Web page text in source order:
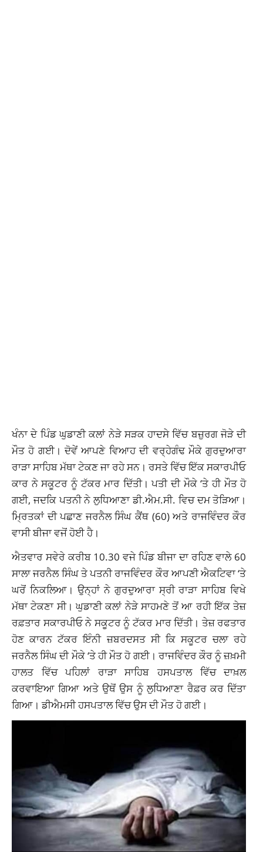
ਖੰਨਾ ਦੇ ਪਿੰਡ ਘੁਡਾਣੀ ਕਲਾਂ ਨੇੜੇ ਸੜਕ ਹਾਦਸੇ ਵਿੱਚ ਬਜ਼ੁਰਗ ਜੋੜੇ ਦੀ
ਮੌਤ ਹੋ ਗਈ। ਦੋਵੇਂ ਆਪਣੇ ਵਿਆਹ ਦੀ ਵਰ੍ਹੇਗੰਢ ਮੌਕੇ ਗੁਰਦੁਆਰਾ
ਰਾੜਾ ਸਾਹਿਬ ਮੱਥਾ ਟੇਕਣ ਜਾ ਰਹੇ ਸਨ। ਰਸਤੇ ਵਿੱਚ ਇੱਕ ਸਕਾਰਪੀਓ
ਕਾਰ ਨੇ ਸਕੂਟਰ ਨੂੰ ਟੱਕਰ ਮਾਰ ਦਿੱਤੀ। ਪਤੀ ਦੀ ਮੌਕੇ ‘ਤੇ ਹੀ ਮੌਤ ਹੋ
ਗਈ, ਜਦਕਿ ਪਤਨੀ ਨੇ ਲੁਧਿਆਣਾ ਡੀ.ਐਮ.ਸੀ. ਵਿਚ ਦਮ ਤੋੜਿਆ।
ਮ੍ਰਿਤਕਾਂ ਦੀ ਪਛਾਣ ਜਰਨੈਲ ਸਿੰਘ ਕੈਂਥ (60) ਅਤੇ ਰਾਜਵਿੰਦਰ ਕੌਰ
ਵਾਸੀ ਬੀਜਾ ਵਜੋਂ ਹੋਈ ਹੈ।
ਐਤਵਾਰ ਸਵੇਰੇ ਕਰੀਬ 10.30 ਵਜੇ ਪਿੰਡ ਬੀਜਾ ਦਾ ਰਹਿਣ ਵਾਲੇ 60
ਸਾਲਾ ਜਰਨੈਲ ਸਿੰਘ ਤੇ ਪਤਨੀ ਰਾਜਵਿੰਦਰ ਕੌਰ ਆਪਣੀ ਐਕਟਿਵਾ ‘ਤੇ
ਘਰੋਂ ਨਿਕਲਿਆ। ਉਨ੍ਹਾਂ ਨੇ ਗੁਰਦੁਆਰਾ ਸ੍ਰੀ ਰਾੜਾ ਸਾਹਿਬ ਵਿਖੇ
ਮੱਥਾ ਟੇਕਣਾ ਸੀ। ਘੁਡਾਣੀ ਕਲਾਂ ਨੇੜੇ ਸਾਹਮਣੇ ਤੋਂ ਆ ਰਹੀ ਇੱਕ ਤੇਜ਼
ਰਫ਼ਤਾਰ ਸਕਾਰਪੀਓ ਨੇ ਸਕੂਟਰ ਨੂੰ ਟੱਕਰ ਮਾਰ ਦਿੱਤੀ। ਤੇਜ਼ ਰਫਤਾਰ
ਹੋਣ ਕਾਰਨ ਟੱਕਰ ਇੰਨੀ ਜ਼ਬਰਦਸਤ ਸੀ ਕਿ ਸਕੂਟਰ ਚਲਾ ਰਹੇ
ਜਰਨੈਲ ਸਿੰਘ ਦੀ ਮੌਕੇ ‘ਤੇ ਹੀ ਮੌਤ ਹੋ ਗਈ। ਰਾਜਵਿੰਦਰ ਕੌਰ ਨੂੰ ਜ਼ਖ਼ਮੀ
ਹਾਲਤ ਵਿੱਚ ਪਹਿਲਾਂ ਰਾੜਾ ਸਾਹਿਬ ਹਸਪਤਾਲ ਵਿੱਚ ਦਾਖ਼ਲ
ਕਰਵਾਇਆ ਗਿਆ ਅਤੇ ਉਥੋਂ ਉਸ ਨੂੰ ਲੁਧਿਆਣਾ ਰੈਫ਼ਰ ਕਰ ਦਿੱਤਾ
ਗਿਆ। ਡੀਐਮਸੀ ਹਸਪਤਾਲ ਵਿੱਚ ਉਸ ਦੀ ਮੌਤ ਹੋ ਗਈ।